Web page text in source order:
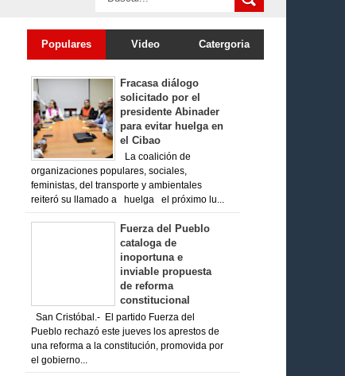
Populares Video Catergoria
Fracasa diálogo
solicitado por el
presidente Abinader
para evitar huelga en
el Cibao
La coalición de
organizaciones populares, sociales,
feministas, del transporte y ambientales
reiteró su llamado a huelga el próximo lu...
Fuerza del Pueblo
cataloga de
inoportuna e
inviable propuesta
de reforma
constitucional
San Cristóbal.- El partido Fuerza del
Pueblo rechazó este jueves los aprestos de
una reforma a la constitución, promovida por
el gobierno...